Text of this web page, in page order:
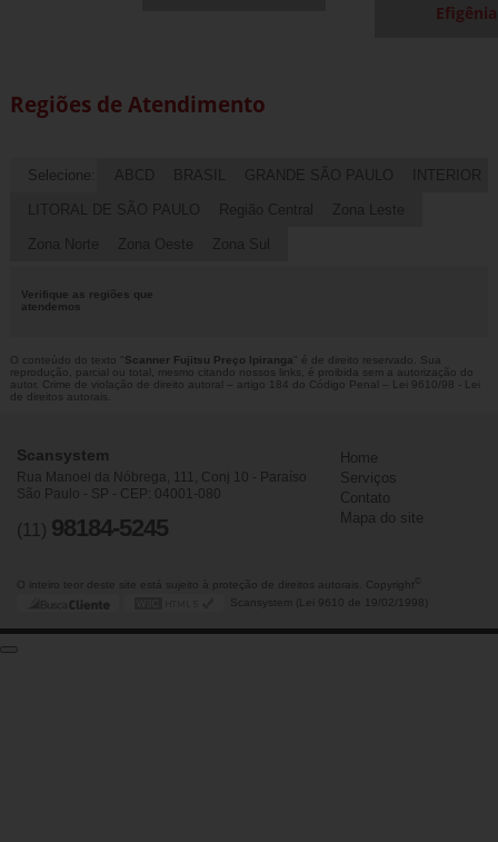
Efigênia
Regiões de Atendimento
Selecione: ABCD BRASIL GRANDE SÃO PAULO INTERIOR
LITORAL DE SÃO PAULO Região Central Zona Leste
Zona Norte Zona Oeste Zona Sul
Verifique as regiões que
atendemos
O conteúdo do texto " Scanner Fujitsu Preço Ipiranga " é de direito reservado. Sua
reprodução, parcial ou total, mesmo citando nossos links, é proibida sem a autorização do
autor. Crime de violação de direito autoral – artigo 184 do Código Penal –
Lei 9610/98 - Lei
de direitos autorais
Scansystem
Rua Manoel da Nóbrega, 111, Conj 10 - Paraíso
São Paulo - SP - CEP: 04001-080
(11) 98184-5245
Home
Serviços
Contato
Mapa do site
O inteiro teor deste site está sujeito à proteção de direitos autorais. Copyright
Scansystem (Lei 9610 de 19/02/1998)